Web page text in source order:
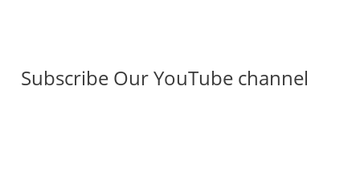
Subscribe Our YouTube channel